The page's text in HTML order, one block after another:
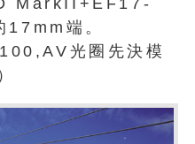
MarkII+EF17-
端。
光圈先決模